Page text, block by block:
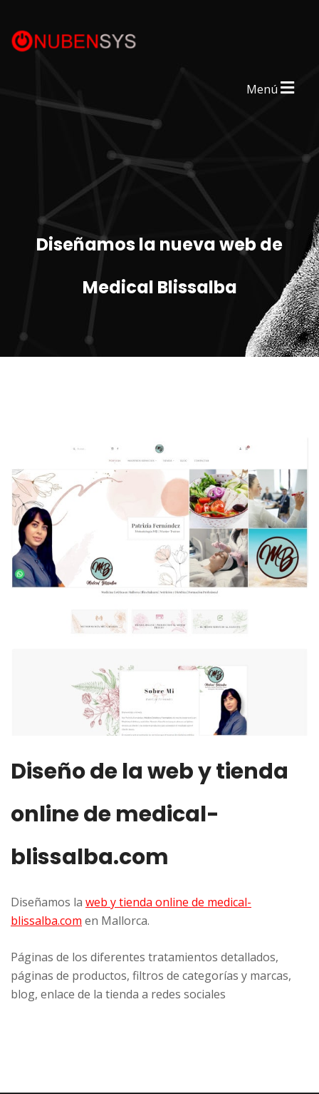
Menú
Diseñamos la nueva web de
Medical Blissalba
Diseño de la web y tienda
online de medical-
blissalba.com
Diseñamos la web y tienda online de medical-
blissalba.com en Mallorca.
Páginas de los diferentes tratamientos detallados,
páginas de productos, filtros de categorías y marcas,
blog, enlace de la tienda a redes sociales